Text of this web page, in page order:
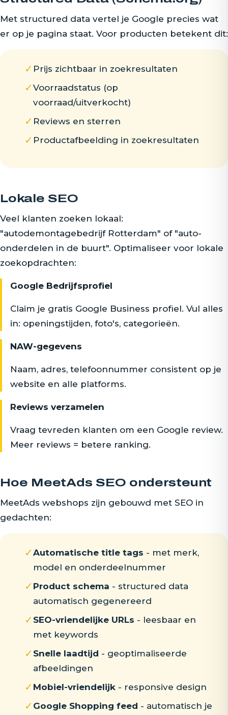
Met structured data vertel je Google precies wat
er op je pagina staat. Voor producten betekent dit:
✓ Prijs zichtbaar in zoekresultaten
✓Voorraadstatus (op
voorraad/uitverkocht)
✓ Reviews en sterren
✓ Productafbeelding in zoekresultaten
Lokale SEO
Veel klanten zoeken lokaal:
"autodemontagebedrijf Rotterdam" of "auto-
onderdelen in de buurt". Optimaliseer voor lokale
zoekopdrachten:
Google Bedrijfsprofiel
Claim je gratis Google Business profiel. Vul alles
in: openingstijden, foto's, categorieën.
NAW-gegevens
Naam, adres, telefoonnummer consistent op je
website en alle platforms.
Reviews verzamelen
Vraag tevreden klanten om een Google review.
Meer reviews = betere ranking.
Hoe MeetAds SEO ondersteunt
MeetAds webshops zijn gebouwd met SEO in
gedachten:
✓Automatische title tags - met merk,
model en onderdeelnummer
✓ Product schema - structured data
automatisch gegenereerd
✓ SEO-vriendelijke URLs - leesbaar en
met keywords
✓ Snelle laadtijd - geoptimaliseerde
afbeeldingen
✓ Mobiel-vriendelijk - responsive design
✓ Google Shopping feed - automatisch je